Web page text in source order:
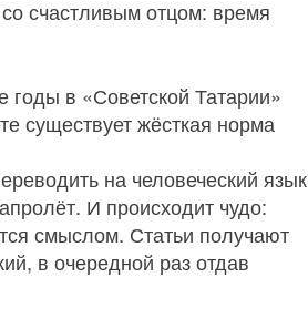
счастливым отцом: время
в «Советской Татарии»
существует жёсткая норма
на человеческий язык
И происходит чудо:
смыслом. Статьи получают
в очередной раз отдав